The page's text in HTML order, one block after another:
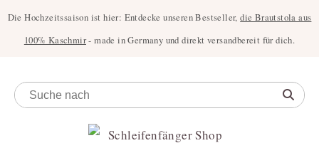
Die Hochzeitssaison ist hier: Entdecke unseren Bestseller,die Brautstola aus
100% Kaschmir- made in Germany und direkt versandbereit für dich.